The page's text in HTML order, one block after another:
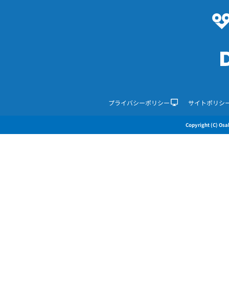
プライバシーポリシー サイトポリシ
Copyright (C)